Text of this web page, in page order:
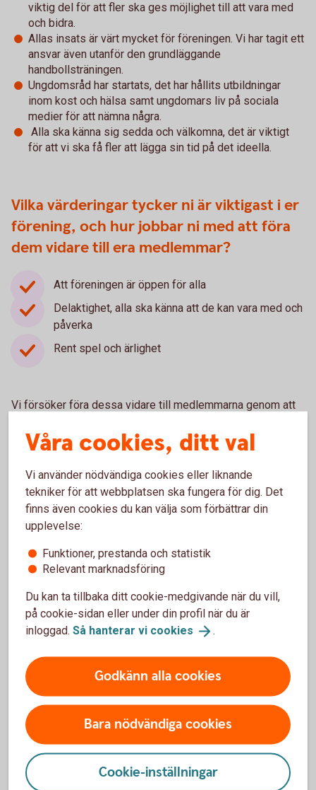
viktig del för att fler ska ges möjlighet till att vara med
och bidra.
Allas insats är värt mycket för föreningen. Vi har tagit ett
ansvar även utanför den grundläggande
handbollsträningen.
Ungdomsråd har startats, det har hållits utbildningar
inom kost och hälsa samt ungdomars liv på sociala
medier för att nämna några.
Alla ska känna sig sedda och välkomna, det är viktigt
för att vi ska få fler att lägga sin tid på det ideella.
Vilka värderingar tycker ni är viktigast i er
förening, och hur jobbar ni med att föra
dem vidare till era medlemmar?
Att föreningen är öppen för alla
Delaktighet, alla ska känna att de kan vara med och
påverka
Rent spel och ärlighet
Vi försöker föra dessa vidare till medlemmarna genom att
och i våra styrdokument samt att prata om dessa vid våra
Kan ni berätta om något särskilt projekt
eller initiativ som ni är extra stolta över?
En viktig del av vår verksamhet är den populära
startat upp verksamhet för personer med funktionsvariation
i och med vårt härliga parahandbollslag. Utöver det så har vi
även genomfört ett projekt för att ta fram en policy kring
Hur ser ni på framtiden för er förening?
Vad har ni för mål framöver?
Föreningens framtid ser ljus ut. Vi har stort tillskott av
nya spelare i våra yngre lag, vilket är väldigt glädjande.
Våra cookies, ditt val
Vi använder nödvändiga cookies eller liknande
tekniker för att webbplatsen ska fungera för dig. Det
finns även cookies du kan välja som förbättrar din
upplevelse:
Funktioner, prestanda och statistik
Relevant marknadsföring
Du kan ta tillbaka ditt cookie-medgivande när du vill,
på cookie-sidan eller under din profil när du är
inloggad. Så hanterar vi cookies .
Godkänn alla cookies
Bara nödvändiga cookies
Cookie-inställningar